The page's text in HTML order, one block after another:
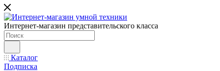
Интернет-магазин представительского класса
Каталог
Подписка